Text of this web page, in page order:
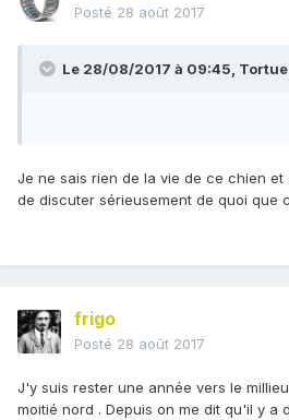
Posté 28 août 2017
Le 28/08/2017 à 09:45,
Je ne sais rien de la vie de ce chien et
de discuter sérieusement de quoi que
frigo
Posté 28 août 2017
J'y suis rester une année vers le
moitié nord . Depuis on me dit qu'il y a